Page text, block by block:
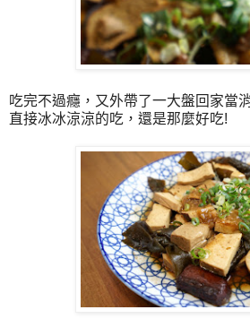
吃完不過癮，又外帶了一大盤回家當
直接冰冰涼涼的吃，還是那麼好吃!